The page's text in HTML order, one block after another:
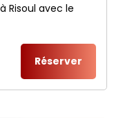
Risoul avec le
Réserver